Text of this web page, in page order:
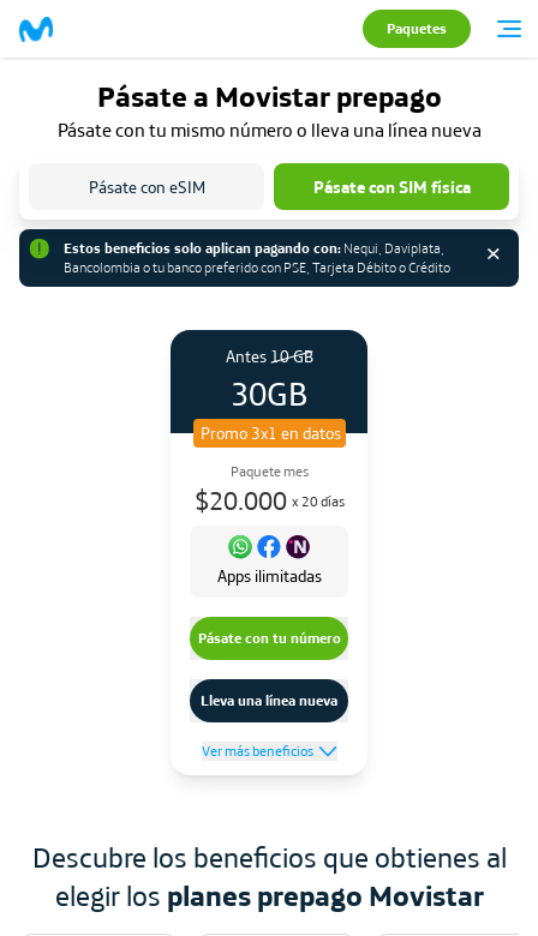
Paquetes
Pásate a Movistar prepago
Pásate con tu mismo número o lleva una línea nueva
Pásate con eSIM Pásate con SIM física
Estos beneficios solo aplican pagando con:Nequi, Daviplata,
Bancolombia o tu banco preferido con PSE, Tarjeta Débito o Crédito
Antes10GB
30GB
Promo 3x1 en datos
Paquete mes
$20.000 x 20 días
Apps ilimitadas
Pásate con tu número
Lleva una línea nueva
Ver más beneficios
Descubre los beneficios que obtienes al
elegir los planes prepago Movistar